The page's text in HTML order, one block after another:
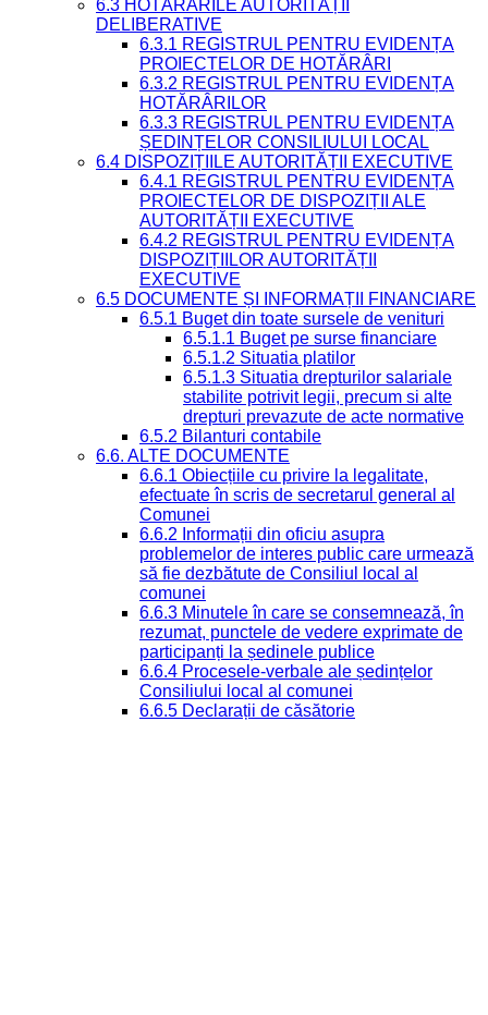
6.3 HOTĂRÂRILE AUTORITĂȚII
DELIBERATIVE
6.3.1 REGISTRUL PENTRU EVIDENȚA
PROIECTELOR DE HOTĂRÂRI
6.3.2 REGISTRUL PENTRU EVIDENȚA
HOTĂRÂRILOR
6.3.3 REGISTRUL PENTRU EVIDENȚA
ȘEDINȚELOR CONSILIULUI LOCAL
6.4 DISPOZIȚIILE AUTORITĂȚII EXECUTIVE
6.4.1 REGISTRUL PENTRU EVIDENȚA
PROIECTELOR DE DISPOZIȚII ALE
AUTORITĂȚII EXECUTIVE
6.4.2 REGISTRUL PENTRU EVIDENȚA
DISPOZIȚIILOR AUTORITĂȚII
EXECUTIVE
6.5 DOCUMENTE ȘI INFORMAȚII FINANCIARE
6.5.1 Buget din toate sursele de venituri
6.5.1.1 Buget pe surse financiare
6.5.1.2 Situatia platilor
6.5.1.3 Situatia drepturilor salariale
stabilite potrivit legii, precum si alte
drepturi prevazute de acte normative
6.5.2 Bilanturi contabile
6.6. ALTE DOCUMENTE
6.6.1 Obiecțiile cu privire la legalitate,
efectuate în scris de secretarul general al
Comunei
6.6.2 Informații din oficiu asupra
problemelor de interes public care urmează
să fie dezbătute de Consiliul local al
comunei
6.6.3 Minutele în care se consemnează, în
rezumat, punctele de vedere exprimate de
participanți la ședinele publice
6.6.4 Procesele-verbale ale ședințelor
Consiliului local al comunei
6.6.5 Declarații de căsătorie